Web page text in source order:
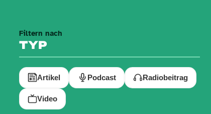
Filtern nach
TYP
Artikel Podcast Radiobeitrag
Video